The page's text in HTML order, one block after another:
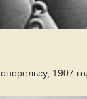
1907